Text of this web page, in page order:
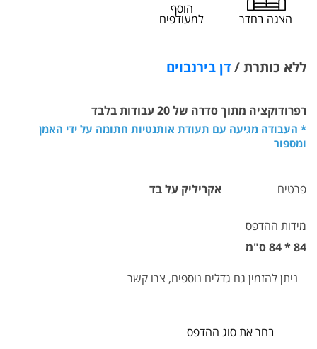
הצגה בחדר
הוסף
למעודפים
ללא כותרת /דן בירנבוים
רפרודוקציה מתוך סדרה של 20 עבודות בלבד
* העבודה מגיעה עם תעודת אותנטיות חתומה על ידי האמן
ומספור
פרטים אקריליק על בד
מידות ההדפס
84 * 84 ס"מ
ניתן להזמין גם גדלים נוספים, צרו קשר
בחר את סוג ההדפס